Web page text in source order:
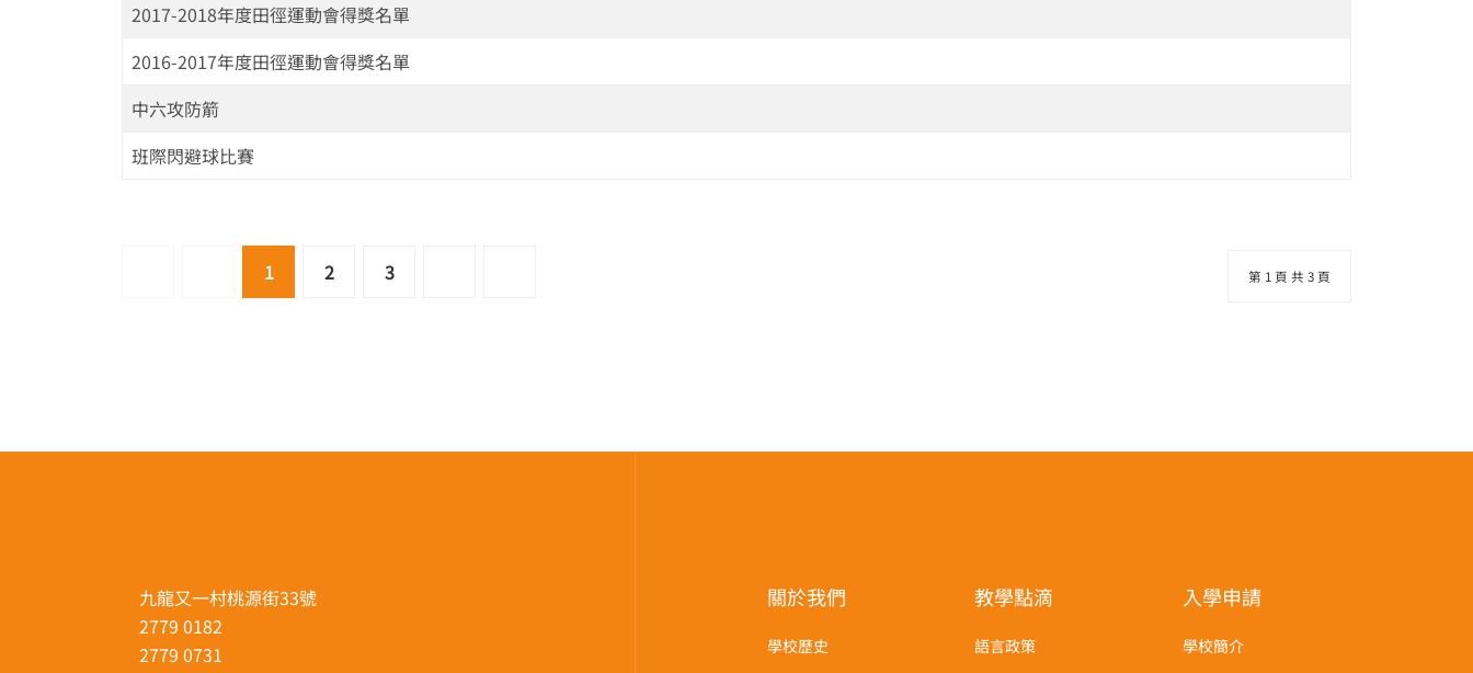
2017-2018年度田徑運動會得獎名單
2016-2017年度田徑運動會得獎名單
中六攻防箭
班際閃避球比賽
1 2 3 第 1 頁 共 3 頁
九龍又一村桃源街33號
2779 0182
2779 0731
關於我們
學校歷史
教學點滴
語言政策
入學申請
學校簡介